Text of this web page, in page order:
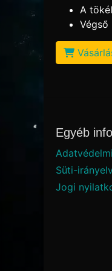
A
Végső
Egyéb
Süti-
Jogi